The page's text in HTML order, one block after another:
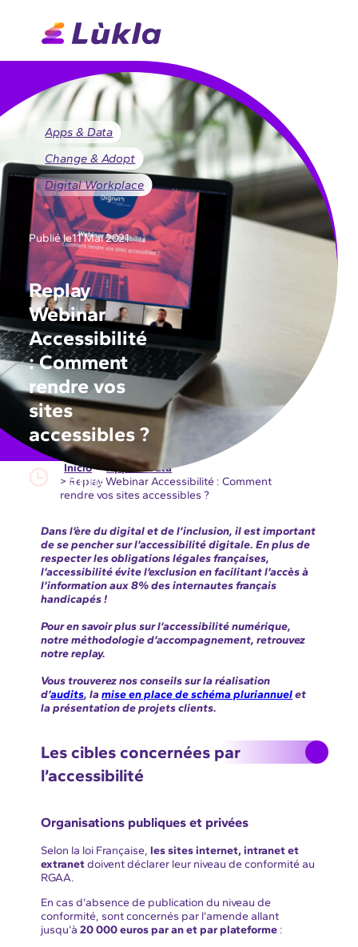
Apps & Data
Change & Adopt
Digital Workplace
Publié le11 Mai 2021
Replay
Webinar
Accessibilité
: Comment
rendre vos
sites
accessibles ?
2 mins
Início > Apps & Data
> Replay Webinar Accessibilité : Comment
rendre vos sites accessibles ?
Dans l’ère du digital et del’inclusion, il est important
de se pencher sur l’accessibilité digitale.En plus de
respecter les obligations légales françaises,
l’accessibilité évite l’exclusion en facilitant l’accès à
l’information aux 8% des internautes français
handicapés !
Pour en savoir plus sur l’accessibilité numérique,
notre méthodologie d’accompagnement, retrouvez
notre replay.
Vous trouverez nos conseils sur la réalisation
d’audits, lamise en place de schéma pluriannuelet
la présentation de projets clients.
Les cibles concernées par
l’accessibilité
Organisations publiques et privées
Selon la loi Française,les sites internet, intranet et
extranetdoivent déclarer leur niveau de conformité au
RGAA.
En cas d’absence de publication du niveau de
conformité, sont concernés par l’amende allant
jusqu’à20 000 euros par an et par plateforme :